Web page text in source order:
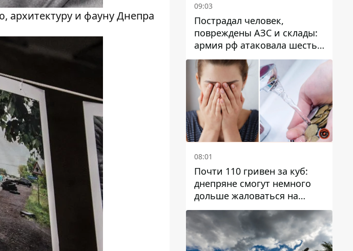
и фауну Днепра
09:03
Пострадал человек,
повреждены АЗС и склады:
армия рф атаковала шесть
районов Днепропетровской
области
08:01
Почти 110 гривен за куб:
днепряне смогут немного
дольше жаловаться на
запланированные тарифы
на воду на 2027 год